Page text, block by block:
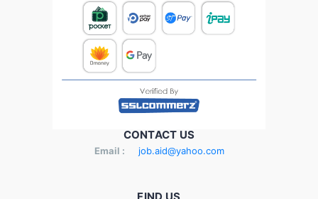
CONTACT US
Email : job.aid@yahoo.com